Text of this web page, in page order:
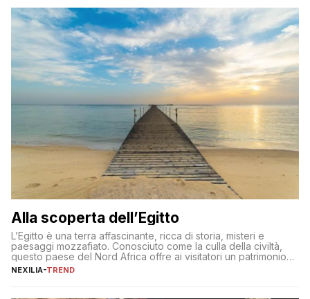
tutto il resto. […]
Alla scoperta dell’Egitto
L’Egitto è una terra affascinante, ricca di storia, misteri e
paesaggi mozzafiato. Conosciuto come la culla della civiltà,
questo paese del Nord Africa offre ai visitatori un patrimonio
culturale unico al mondo. Attraverso i millenni, l’Egitto è stato il
NEXILIA-TREND